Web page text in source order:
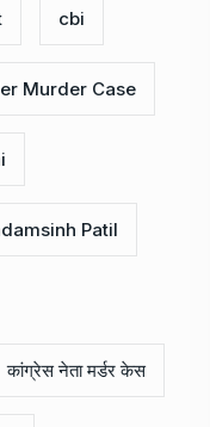
cbi
Murder Case
Patil
कांग्रेस नेता मर्डर केस